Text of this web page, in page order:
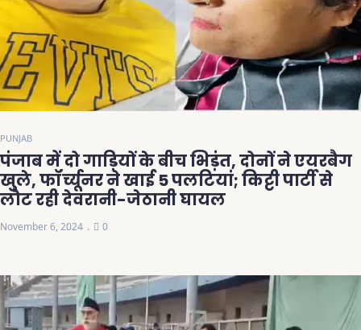
PUNJAB
पंजाब में दो गाड़ियों के बीच भिड़ंत, दोनों ने एयरबैग
खुले, फॉर्च्यूनर ने खाई 5 पलटियां; किट्टी पार्टी से
लौट रही देवरानी-जेठानी घायल
November 6, 2024 0